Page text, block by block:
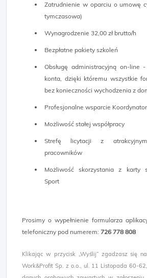
Zatrudnienie w oparciu o umowę
tymczasowa)
Wynagrodzenie 32,00 zł brutto/h
Bezpłatne pakiety szkoleń
Obsługę administracyjną on-line
konta, dzięki któremu wszystkie
bez konieczności wychodzenia z
Profesjonalne wsparcie
Możliwość stałej współpracy
Strefę licytacji z
pracowników
Możliwość skorzystania z karty
Sport
Prosimy o wypełnienie formularza
telefoniczny pod numerem: 726 778 808
Klikając w przycisk „Wyślij” zgadzasz się
Work&Profit Sp. z o.o., ul. 11 Listopada 60-